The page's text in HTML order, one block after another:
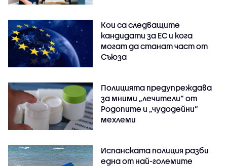
Кои са следващите
кандидати за ЕС и кога
могат да станат част от
Съюза
Полицията предупреждава
за мними „лечители“ от
Родопите и „чудодейни“
мехлеми
Испанската полиция разби
една от най-големите